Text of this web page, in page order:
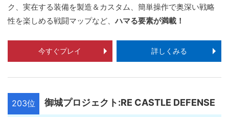
ク、実在する装備を製造＆カスタム、簡単操作で奥深い戦略
性を楽しめる戦闘マップなど、ハマる要素が満載！
今すぐプレイ 詳しくみる
203位 御城プロジェクト:RE CASTLE DEFENSE